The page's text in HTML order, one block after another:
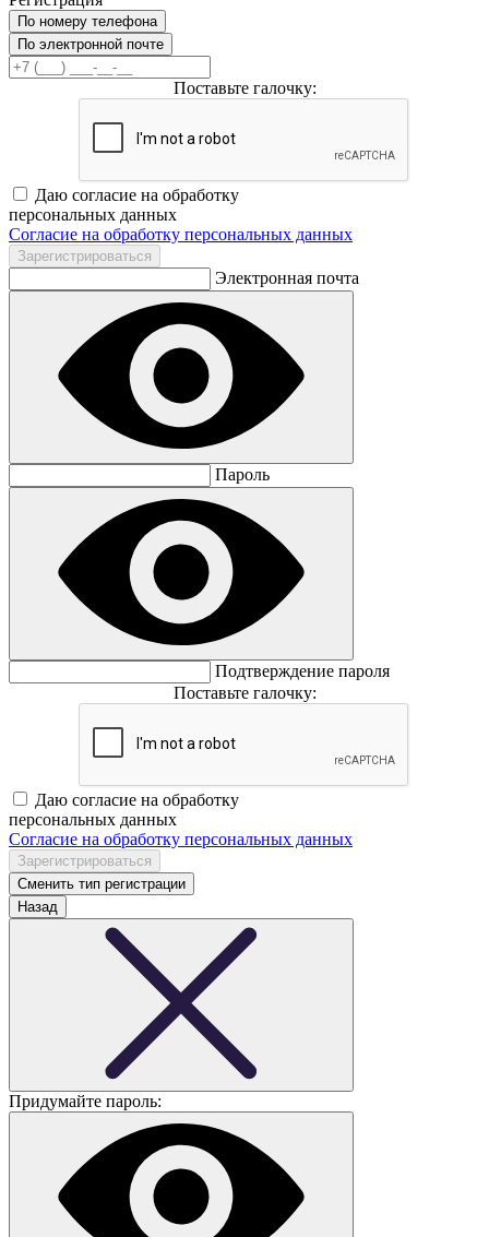
По номеру телефона
По электронной почте
Поставьте галочку:
Даю согласие на обработку
персональных данных
Согласие на обработку персональных данных
Электронная почта
Пароль
Подтверждение пароля
Поставьте галочку:
Даю согласие на обработку
персональных данных
Согласие на обработку персональных данных
Сменить тип регистрации
Назад
Придумайте пароль: